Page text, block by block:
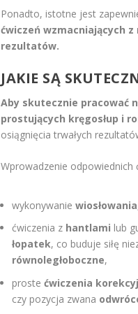
Ponadto, istotne jest
ćwiczeń wzmacniających z
rezultatów.
JAKIE SĄ
Aby skutecznie pracować
prostujących kręgosłup i
osiągnięcia trwałych
Wprowadzenie odpowiednich
wykonywaniewiosłowania
ćwiczenia z hantlami lub
łopatek, co buduje siłę
równoległoboczne,
prostećwiczenia
czy pozycja zwana